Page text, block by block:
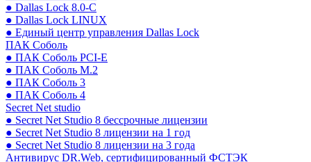
● Dallas Lock 8.0-С
● Dallas Lock LINUX
● Единый центр управления Dallas Lock
ПАК Соболь
● ПАК Соболь PCI-E
● ПАК Соболь М.2
● ПАК Соболь 3
● ПАК Соболь 4
Secret Net studio
● Secret Net Studio 8 бессрочные лицензии
● Secret Net Studio 8 лицензии на 1 год
● Secret Net Studio 8 лицензии на 3 года
Антивирус DR.Web, сертифицированный ФСТЭК